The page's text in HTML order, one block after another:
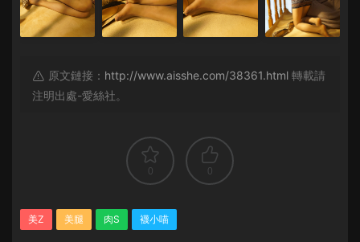
原文鏈接： http://www.aisshe.com/38361.html 轉載請
注明出處-愛絲社。
0 0
美Z 美腿 肉S 襪小喵